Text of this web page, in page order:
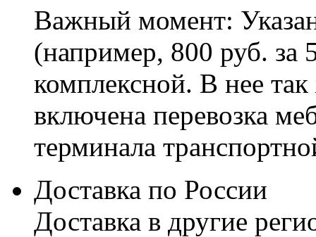
Важный момент:
(например, 800 руб. за
комплексной. В нее
включена перевозка
терминала
Доставка по России
Доставка в другие